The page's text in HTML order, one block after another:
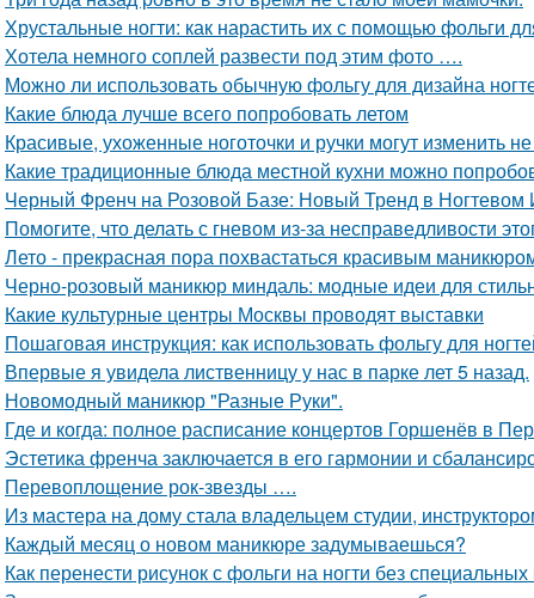
Хрустальные ногти: как нарастить их с помощью фольги
Хотела немного соплей развести под этим фото ….
Можно ли использовать обычную фольгу для дизайна
Какие блюда лучше всего попробовать летом
Красивые, ухоженные ноготочки и ручки могут изменить
Какие традиционные блюда местной кухни можно
Черный Френч на Розовой Базе: Новый Тренд в Ногтевом
Помогите, что делать с гневом из-за несправедливости
Лето - прекрасная пора похвастаться красивым
Черно-розовый маникюр миндаль: модные идеи для
Какие культурные центры Москвы проводят выставки
Пошаговая инструкция: как использовать фольгу для
Впервые я увидела лиственницу у нас в парке лет 5 назад.
Новомодный маникюр "Разные Руки".
Где и когда: полное расписание концертов Горшенёв в
Эстетика френча заключается в его гармонии и
Перевоплощение рок-звезды ….
Из мастера на дому стала владельцем студии,
Каждый месяц о новом маникюре задумываешься?
Как перенести рисунок с фольги на ногти без